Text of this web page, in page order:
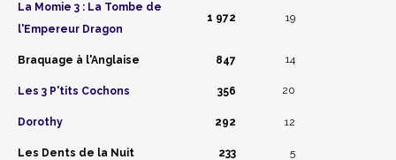
La Momie 3 : La Tombe de
l'Empereur Dragon
1 972 19
Braquage à l'Anglaise 847 14
Les 3 P'tits Cochons 356 20
Dorothy 292 12
Les Dents de la Nuit 233 5